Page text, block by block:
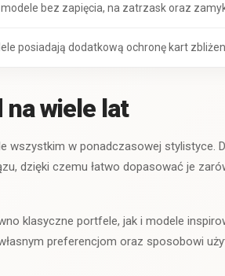
bez zapięcia, na zatrzask oraz
posiadają dodatkową ochronę kart
wiele lat
wszystkim w ponadczasowej stylistyce.
dzięki czemu łatwo dopasować je
klasyczne portfele, jak i modele
preferencjom oraz sposobowi